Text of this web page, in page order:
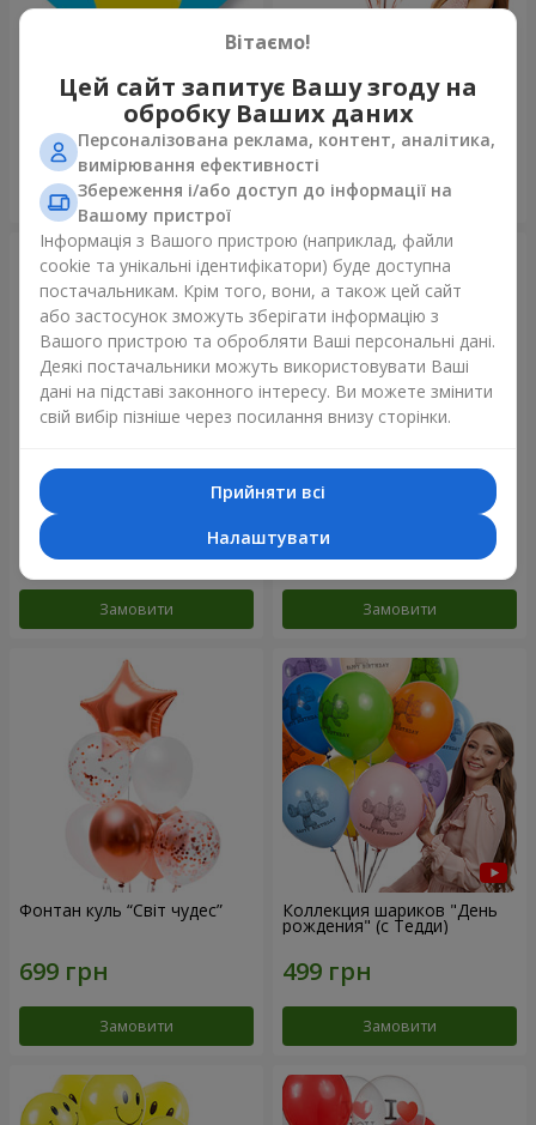
Колекція куль "Україна"
Замовити
Колекція кульок "Веселий
День Народження" - 7
кульок
Замовити
Мікс гелієвих кульок
"Привітання!"
Замовити
Колекція кульок "Веселий
Замовити
Фонтан куль “Світ чудес”
Замовити
Коллекция шариков "День
рождения" (с Тедди)
Замовити
Вітаємо!
Цей сайт запитує Вашу згоду на
обробку Ваших даних
Персоналізована реклама, контент, аналітика,
вимірювання ефективності
Збереження і/або доступ до інформації на
Вашому пристрої
Інформація з Вашого пристрою (наприклад, файли
cookie та унікальні ідентифікатори) буде доступна
постачальникам. Крім того, вони, а також цей сайт
або застосунок зможуть зберігати інформацію з
Вашого пристрою та обробляти Ваші персональні дані.
Деякі постачальники можуть використовувати Ваші
дані на підставі законного інтересу. Ви можете змінити
свій вибір пізніше через посилання внизу сторінки.
Прийняти всі
Налаштувати